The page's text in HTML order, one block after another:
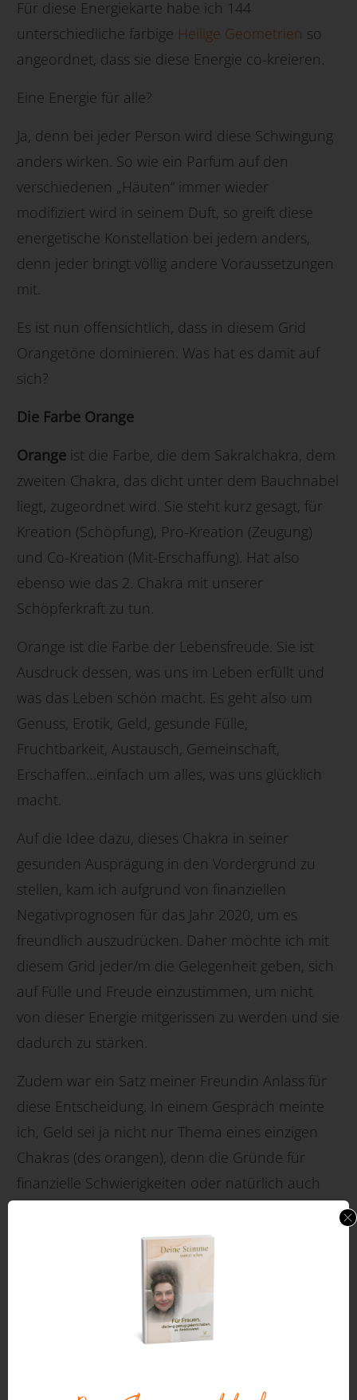
Für diese Energiekarte habe ich 144
unterschiedliche farbige Heilige Geometrien so
angeordnet, dass sie diese Energie co-kreieren.
Eine Energie für alle?
Ja, denn bei jeder Person wird diese Schwingung
anders wirken. So wie ein Parfum auf den
verschiedenen „Häuten“ immer wieder
modifiziert wird in seinem Duft, so greift diese
energetische Konstellation bei jedem anders,
denn jeder bringt völlig andere Voraussetzungen
mit.
Es ist nun offensichtlich, dass in diesem Grid
Orangetöne dominieren. Was hat es damit auf
sich?
Die Farbe Orange
Orange ist die Farbe, die dem Sakralchakra, dem
zweiten Chakra, das dicht unter dem Bauchnabel
liegt, zugeordnet wird. Sie steht kurz gesagt, für
Kreation (Schöpfung), Pro-Kreation (Zeugung)
und Co-Kreation (Mit-Erschaffung). Hat also
ebenso wie das 2. Chakra mit unserer
Schöpferkraft zu tun.
Orange ist die Farbe der Lebensfreude. Sie ist
Ausdruck dessen, was uns im Leben erfüllt und
was das Leben schön macht. Es geht also um
Genuss, Erotik, Geld, gesunde Fülle,
Fruchtbarkeit, Austausch, Gemeinschaft,
Erschaffen…einfach um alles, was uns glücklich
macht.
Auf die Idee dazu, dieses Chakra in seiner
gesunden Ausprägung in den Vordergrund zu
stellen, kam ich aufgrund von finanziellen
Negativprognosen für das Jahr 2020, um es
freundlich auszudrücken. Daher möchte ich mit
diesem Grid jeder/m die Gelegenheit geben, sich
auf Fülle und Freude einzustimmen, um nicht
von dieser Energie mitgerissen zu werden und sie
dadurch zu stärken.
Zudem war ein Satz meiner Freundin Anlass für
diese Entscheidung. In einem Gespräch meinte
ich, Geld sei ja nicht nur Thema eines einzigen
Chakras (des orangen), denn die Gründe für
finanzielle Schwierigkeiten oder natürlich auch
angesiedelt sein. Darauf gab sie zu bedenken,
dass es dennoch Sinn mache, das „finanzielle“
Chakra mal richtig aufzumöbeln und zu stärken,
ja, ihm einen prallen Energieschub zu
verpassen…., tja und das ist nun einmal das
einmal anders auszudrücken: Hier sind die nach